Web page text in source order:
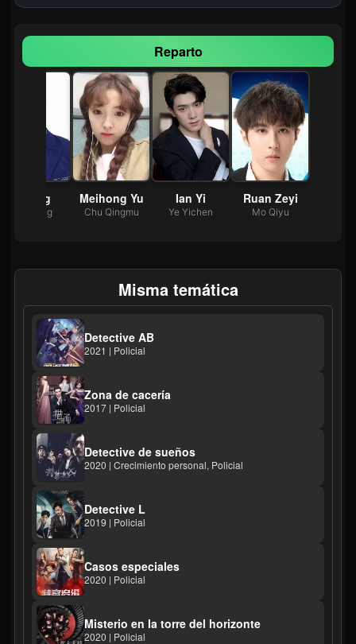
Reparto
Li Xing
Zhai Xing
Meihong Yu
Chu Qingmu
Ian Yi
Ye Yichen
Ruan Zeyi
Mo Qiyu
Misma temática
Detective AB
2021 | Policial
Zona de cacería
2017 | Policial
Detective de sueños
2020 | Crecimiento personal, Policial
Detective L
2019 | Policial
Casos especiales
2020 | Policial
Misterio en la torre del horizonte
2020 | Policial